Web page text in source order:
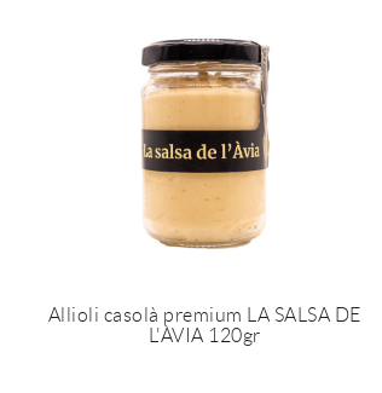
Allioli casolà premium LA SALSA DE
L'ÀVIA 120gr